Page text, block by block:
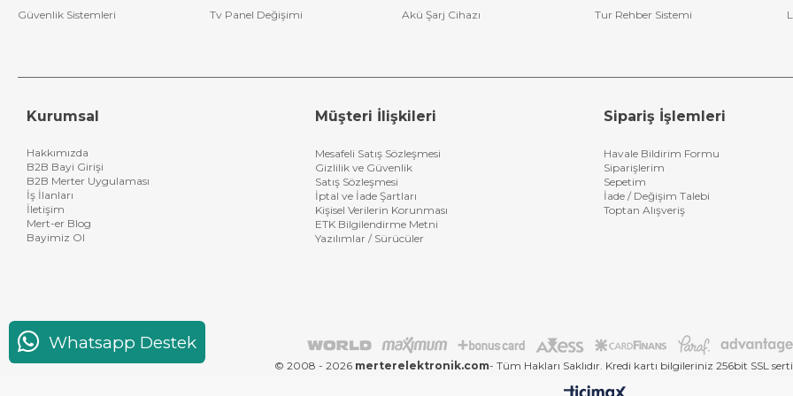
Güvenlik Sistemleri
Tv Panel Değişimi Akü Şarj Cihazı Tur Rehber Sistemi
Kurumsal
Hakkımızda
B2B Bayi Girişi
B2B Merter Uygulaması
İş İlanları
İletişim
Mert-er Blog
Bayimiz Ol
Müşteri İlişkileri
Mesafeli Satış Sözleşmesi
Gizlilik ve Güvenlik
Satış Sözleşmesi
İptal ve İade Şartları
Kişisel Verilerin Korunması
ETK Bilgilendirme Metni
Yazılımlar / Sürücüler
Sipariş İşlemleri
Havale Bildirim Formu
Siparişlerim
Sepetim
İade / Değişim Talebi
Toptan Alışveriş
© 2008 - 2026merterelektronik.com- Tüm Hakları Saklıdır. Kredi kartı bilgileriniz 256bit SSL
Whatsapp Destek